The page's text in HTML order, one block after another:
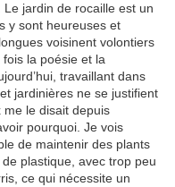
jardin de rocaille est un
y sont heureuses et
voisinent volontiers
la poésie et la
travaillant dans
jardinières ne se justifient
le disait depuis
pourquoi. Je vois
de maintenir des plants
plastique, avec trop peu
ce qui nécessite un